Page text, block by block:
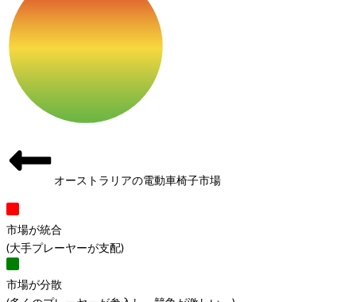
オーストラリアの電動車椅子市場
市場が統合
(大手プレーヤーが支配)
市場が分散